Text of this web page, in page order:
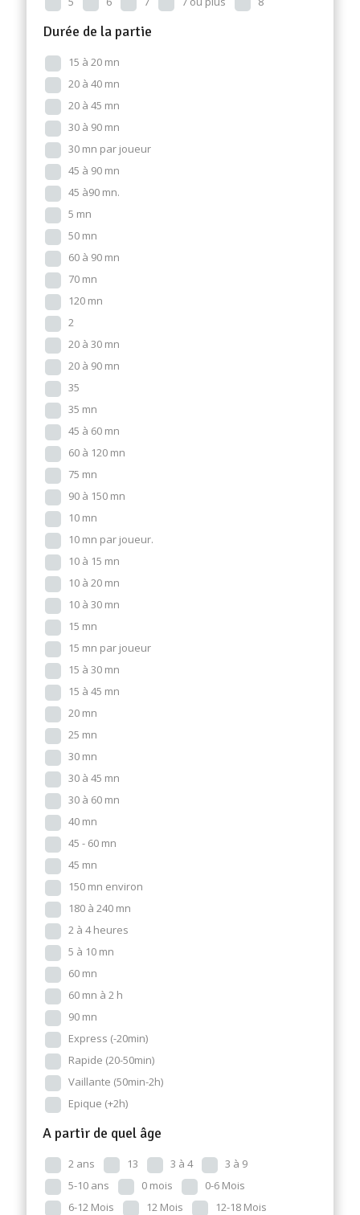
Durée de la partie
15 à 20 mn
20 à 40 mn
20 à 45 mn
30 à 90 mn
30 mn par joueur
45 à 90 mn
45 à90 mn.
5 mn
50 mn
60 à 90 mn
70 mn
120 mn
2
20 à 30 mn
20 à 90 mn
35
35 mn
45 à 60 mn
60 à 120 mn
75 mn
90 à 150 mn
10 mn
10 mn par joueur.
10 à 15 mn
10 à 20 mn
10 à 30 mn
15 mn
15 mn par joueur
15 à 30 mn
15 à 45 mn
20 mn
25 mn
30 mn
30 à 45 mn
30 à 60 mn
40 mn
45 - 60 mn
45 mn
150 mn environ
180 à 240 mn
2 à 4 heures
5 à 10 mn
60 mn
60 mn à 2 h
90 mn
Express (-20min)
Rapide (20-50min)
Vaillante (50min-2h)
Epique (+2h)
A partir de quel âge
2 ans 13 3 à 4
3 à 9
5-10 ans
0 mois
0-6 Mois
6-12 Mois
12 Mois
12-18 Mois